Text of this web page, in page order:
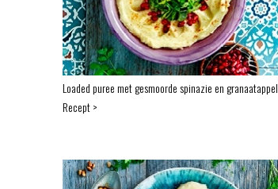
Loaded puree met gesmoorde spinazie en granaatappel
Recept >